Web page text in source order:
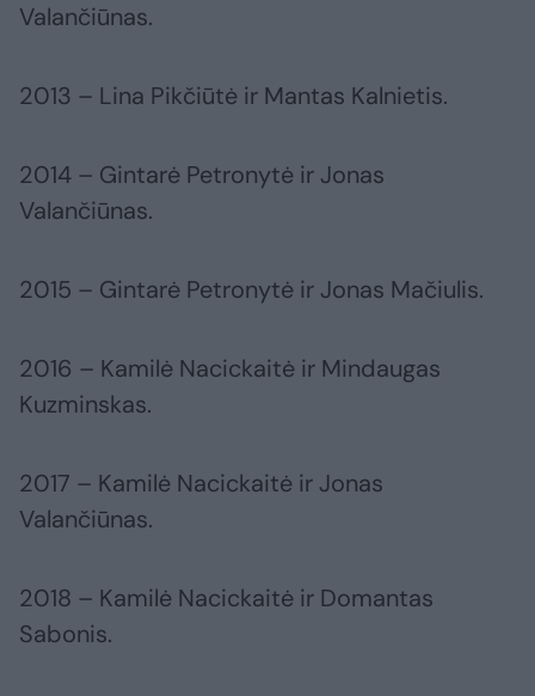
Valančiūnas.
2013 – Lina Pikčiūtė ir Mantas Kalnietis.
2014 – Gintarė Petronytė ir Jonas
Valančiūnas.
2015 – Gintarė Petronytė ir Jonas Mačiulis.
2016 – Kamilė Nacickaitė ir Mindaugas
Kuzminskas.
2017 – Kamilė Nacickaitė ir Jonas
Valančiūnas.
2018 – Kamilė Nacickaitė ir Domantas
Sabonis.